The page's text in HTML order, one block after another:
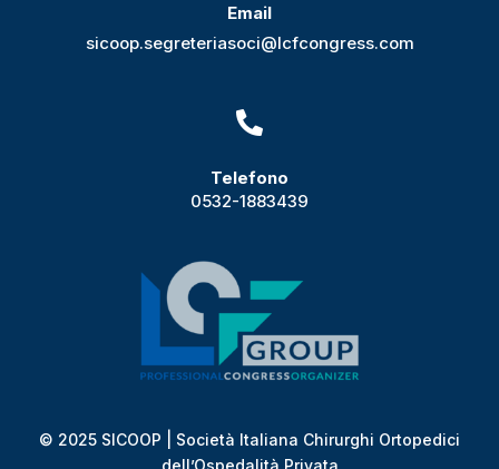
Email
sicoop.segreteriasoci@lcfcongress.com

Telefono
0532-1883439
© 2025 SICOOP | Società Italiana Chirurghi Ortopedici